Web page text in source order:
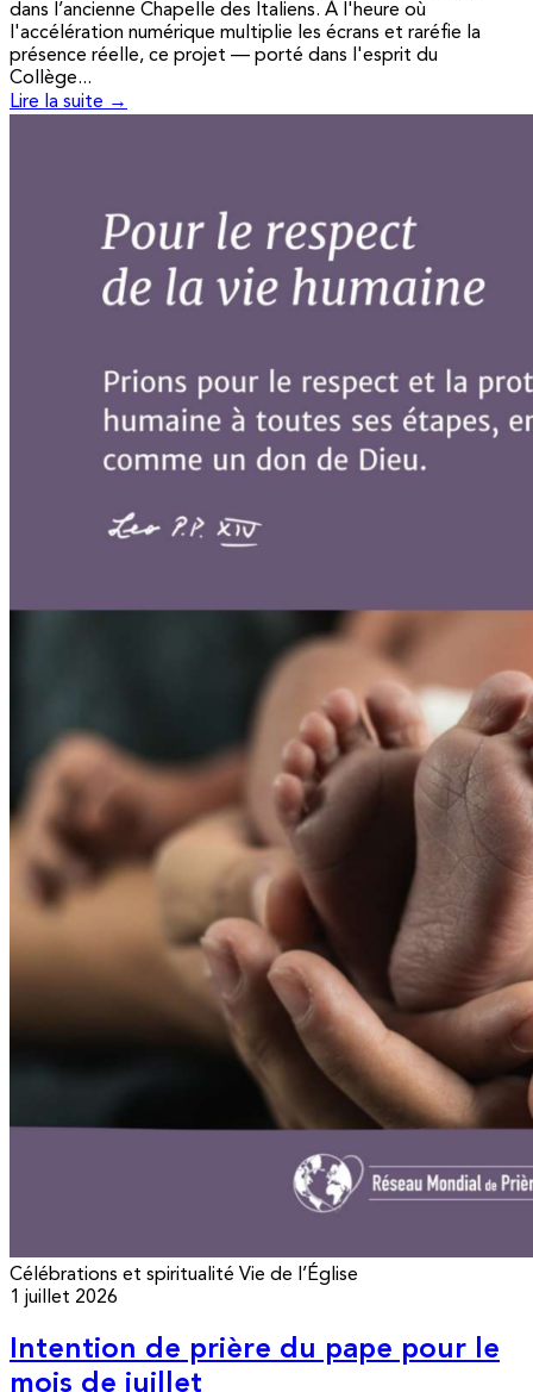
dans l’ancienne Chapelle des Italiens. À l'heure où
l'accélération numérique multiplie les écrans et raréfie la
présence réelle, ce projet — porté dans l'esprit du
Collège...
Lire la suite →
Célébrations et spiritualité Vie de l’Église
1 juillet 2026
Intention de prière du pape pour le
mois de juillet